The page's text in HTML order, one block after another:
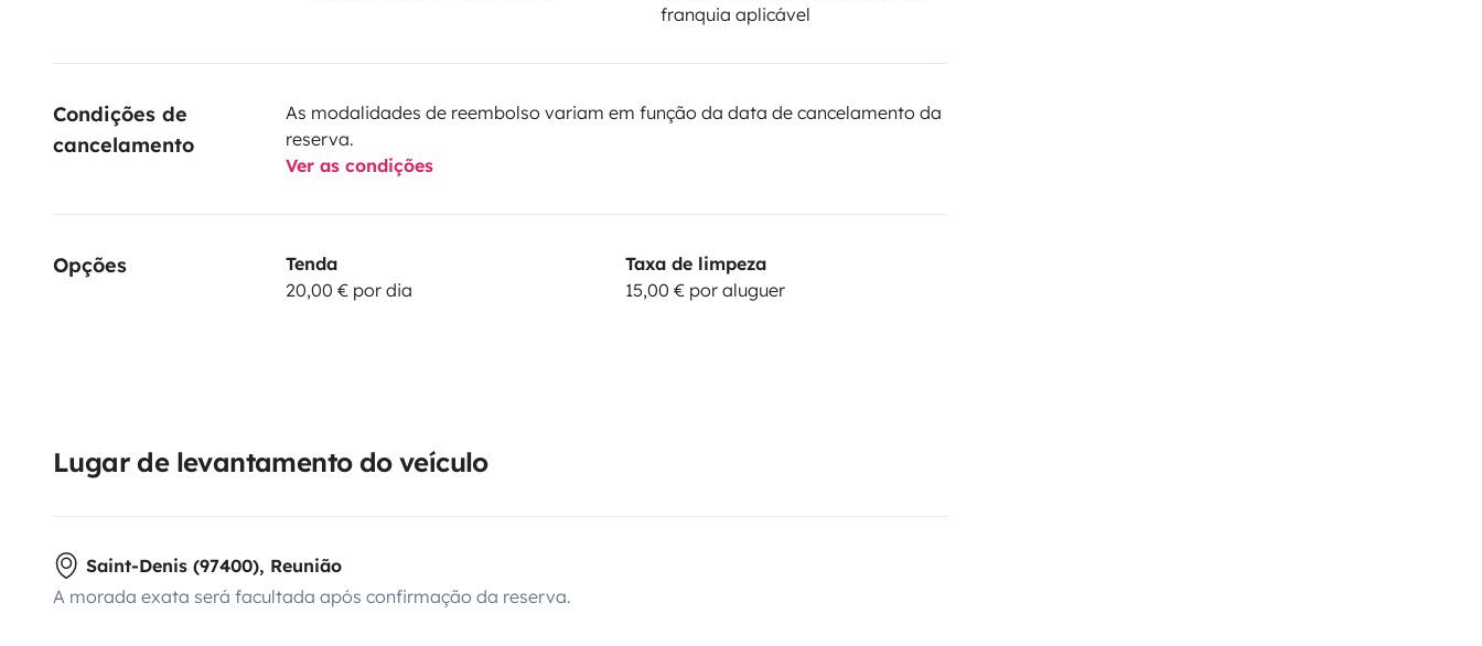
franquia aplicável
Condições de
cancelamento
As modalidades de reembolso variam em função da data de cancelamento da
reserva.
Ver as condições
Opções
Tenda
20,00 € por dia
Taxa de limpeza
15,00 € por aluguer
Lugar de levantamento do veículo
Saint-Denis (97400), Reunião
A morada exata será facultada após confirmação da reserva.